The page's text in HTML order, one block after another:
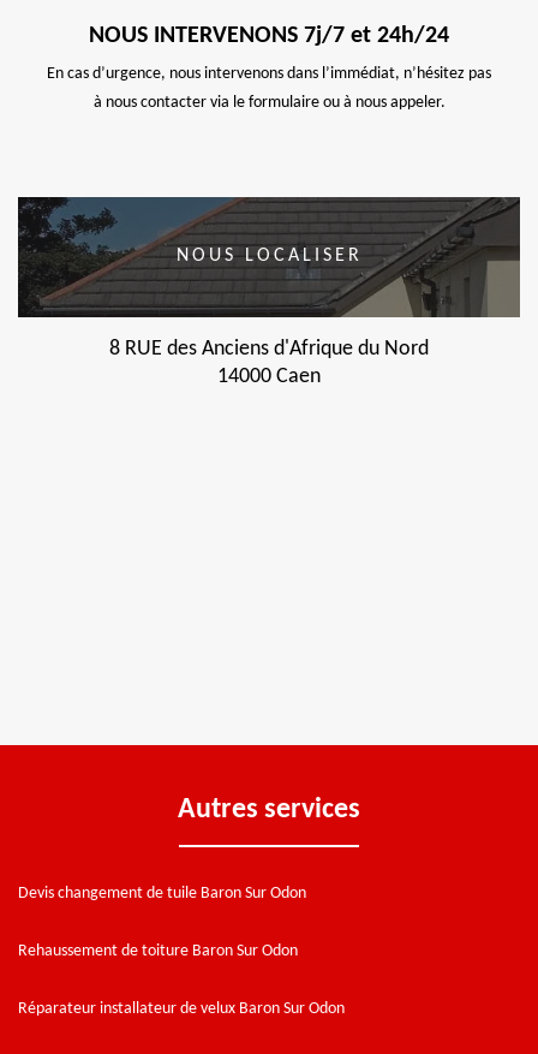
NOUS INTERVENONS 7j/7 et 24h/24
En cas d’urgence, nous intervenons dans l’immédiat, n’hésitez pas
à nous contacter via le formulaire ou à nous appeler.
NOUS LOCALISER
8 RUE des Anciens d'Afrique du Nord
14000 Caen
Autres services
Devis changement de tuile Baron Sur Odon
Rehaussement de toiture Baron Sur Odon
Réparateur installateur de velux Baron Sur Odon